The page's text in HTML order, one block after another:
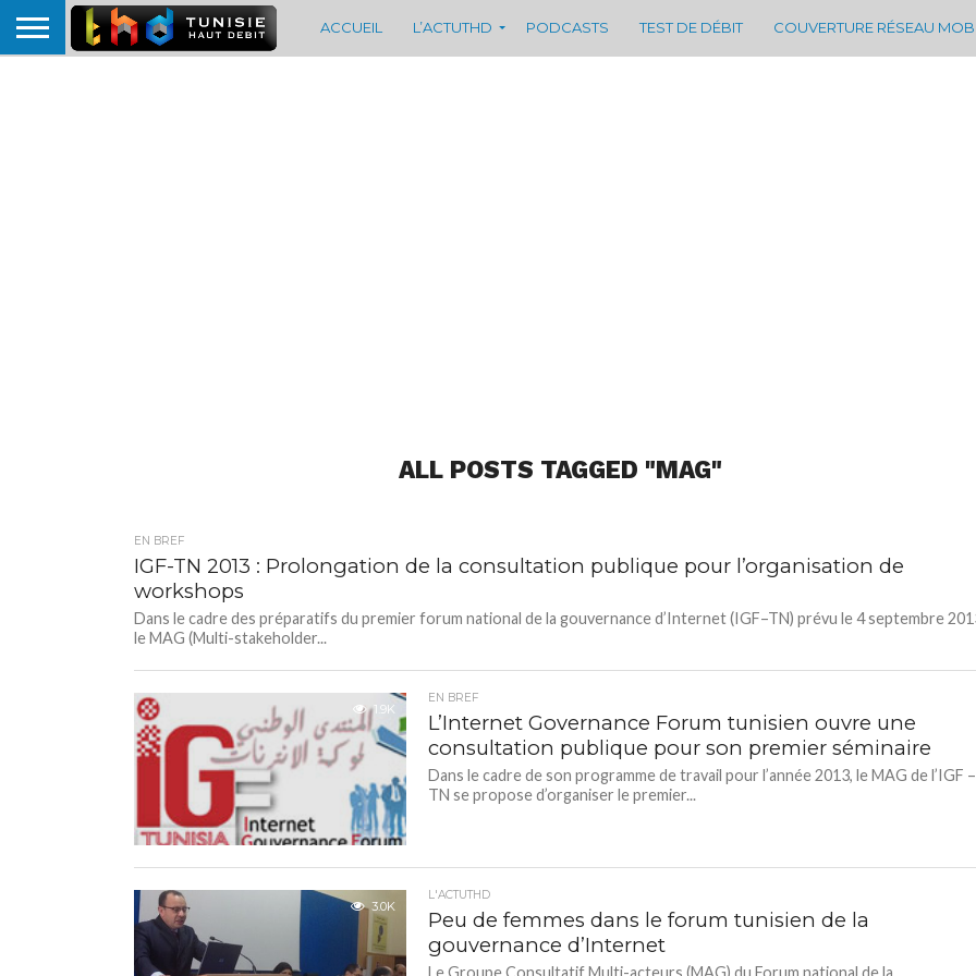
ACCUEIL L’ACTUTHD PODCASTS TEST DE DÉBIT COUVERTURE RÉSEAU
ALL POSTS TAGGED "MAG"
EN BREF
IGF-TN 2013 : Prolongation de la consultation publique pour l’organisation de
workshops
Dans le cadre des préparatifs du premier forum national de la gouvernance d’Internet (IGF–TN) prévu le 4 septembre
le MAG (Multi-stakeholder...
1.9K
EN BREF
L’Internet Governance Forum tunisien ouvre une
consultation publique pour son premier séminaire
Dans le cadre de son programme de travail pour l’année 2013, le MAG de l’IGF –
TN se propose d’organiser le premier...
3.0K
L'ACTUTHD
Peu de femmes dans le forum tunisien de la
gouvernance d’Internet
Le Groupe Consultatif Multi-acteurs (MAG) du Forum national de la